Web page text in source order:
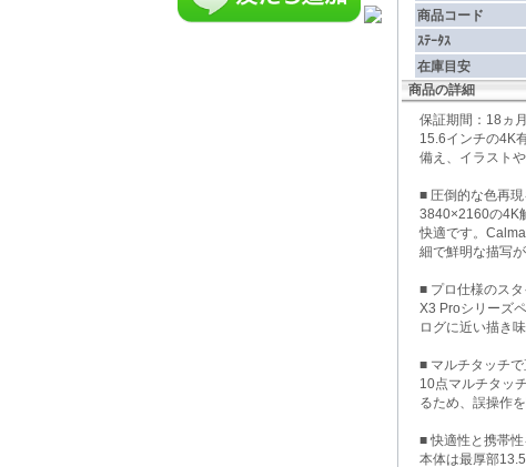
商品コード
ｽﾃｰﾀｽ
在庫目安
商品の詳細
保証期間：18ヵ
15.6インチの4K
備え、イラスト
■ 圧倒的な色再
3840×2160の4K
快適です。
細で鮮明な描写が
■ プロ仕様のス
X3 Proシリーズ
ログに近い描き
■ マルチタッチ
10点マルチタッ
るため、誤操作
■ 快適性と携帯
本体は最厚部